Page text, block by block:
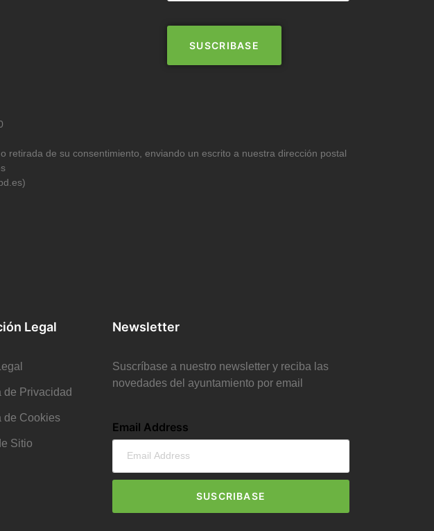
retirada de su consentimiento, enviando un escrito a nuestra dirección postal
Legal
de Privacidad
de Cookies
Sitio
Newsletter
Suscríbase a nuestro newsletter y reciba las
novedades del ayuntamiento por email
Email Address
SUSCRIBASE